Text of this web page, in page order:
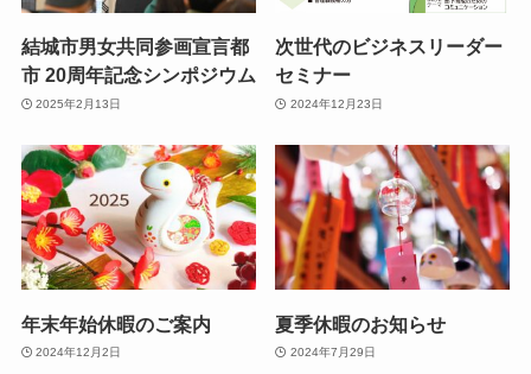
結城市男女共同参画宣言都
市 20周年記念シンポジウム
2025年2月13日
次世代のビジネスリーダー
セミナー
2024年12月23日
年末年始休暇のご案内
2024年12月2日
夏季休暇のお知らせ
2024年7月29日